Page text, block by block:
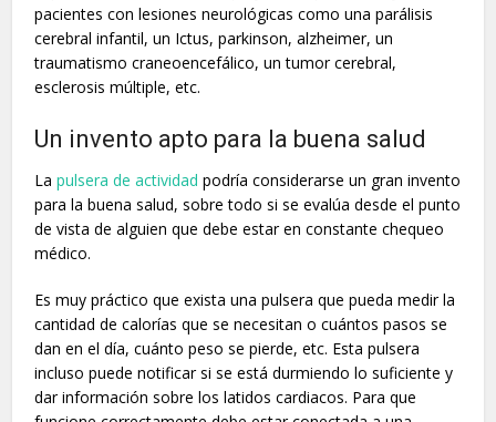
pacientes con lesiones neurológicas como una parálisis
cerebral infantil, un Ictus, parkinson, alzheimer, un
traumatismo craneoencefálico, un tumor cerebral,
esclerosis múltiple, etc.
Un invento apto para la buena salud
Lapulsera de actividad podría considerarse un gran invento
para la buena salud, sobre todo si se evalúa desde el punto
de vista de alguien que debe estar en constante chequeo
médico.
Es muy práctico que exista una pulsera que pueda medir la
cantidad de calorías que se necesitan o cuántos pasos se
dan en el día, cuánto peso se pierde, etc. Esta pulsera
incluso puede notificar si se está durmiendo lo suficiente y
dar información sobre los latidos cardiacos. Para que